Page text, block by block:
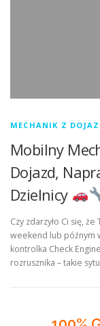
MECHANIK Z
Mobilny
Dojazd,
Dzielnicy
Czy zdarzyło Ci się,
weekend lub późnym
kontrolka Check
rozrusznika – takie